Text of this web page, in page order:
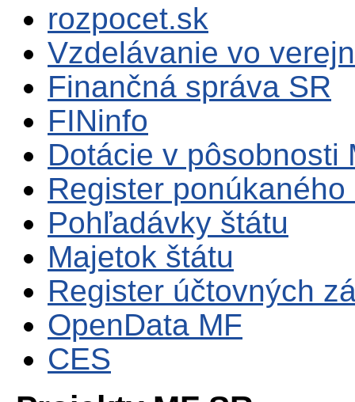
rozpocet.sk
Vzdelávanie vo
Finančná správa SR
FINinfo
Dotácie v pôsobnosti
Register
Pohľadávky štátu
Majetok štátu
Register účtovných
OpenData MF
CES